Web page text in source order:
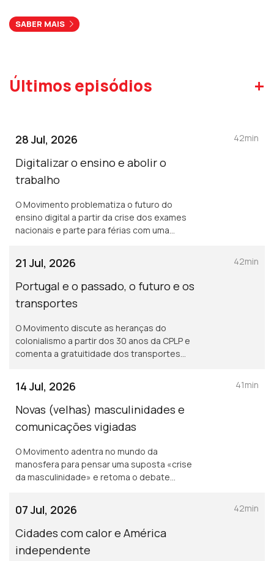
SABER MAIS
Últimos episódios +
28 Jul, 2026
Digitalizar o ensino e abolir o
trabalho
O Movimento problematiza o futuro do
ensino digital a partir da crise dos exames
nacionais e parte para férias com uma
42min
21 Jul, 2026
Portugal e o passado, o futuro e os
transportes
O Movimento discute as heranças do
colonialismo a partir dos 30 anos da CPLP e
comenta a gratuitidade dos transportes
42min
14 Jul, 2026
Novas (velhas) masculinidades e
comunicações vigiadas
O Movimento adentra no mundo da
manosfera para pensar uma suposta «crise
da masculinidade» e retoma o debate
41min
07 Jul, 2026
Cidades com calor e América
independente
42min